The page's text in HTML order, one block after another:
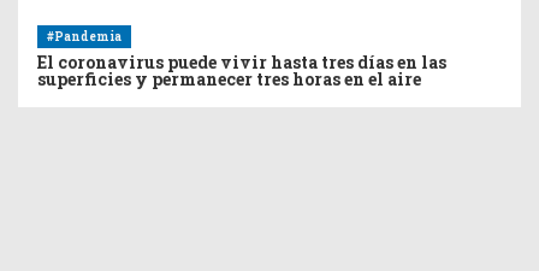
#Pandemia
El coronavirus puede vivir hasta tres días en las
superficies y permanecer tres horas en el aire